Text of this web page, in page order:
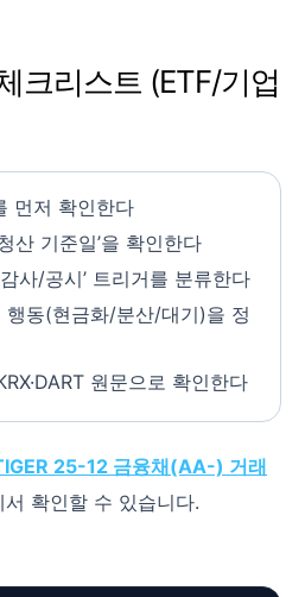
크리스트 (ETF/기업
먼저 확인한다
산 기준일’을 확인한다
사/공시’ 트리거를 분류한다
행동(현금화/분산/대기)을 정
원문으로 확인한다
25-12 금융채(AA-) 거래
서 확인할 수 있습니다.